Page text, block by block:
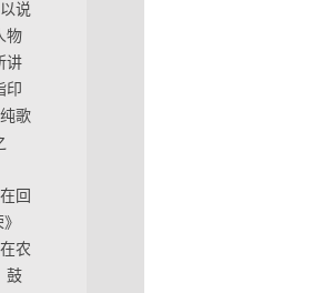
说
物
讲
印
歌
回
农
鼓